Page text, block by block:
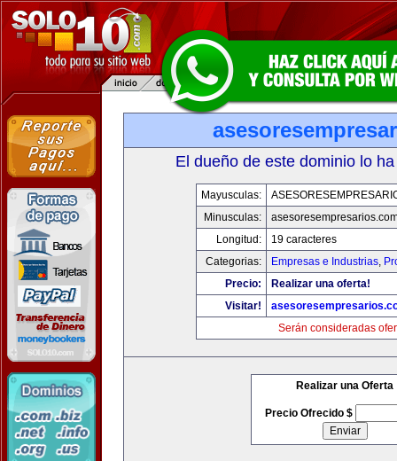
El dueño de este dominio lo
Mayusculas:
Minusculas:
Longitud:
19 caracteres
Categorias:
Empresas e Industrias,
Precio:
Realizar una oferta!
Visitar!
Serán consideradas
Realizar una Oferta
Precio Ofrecido $